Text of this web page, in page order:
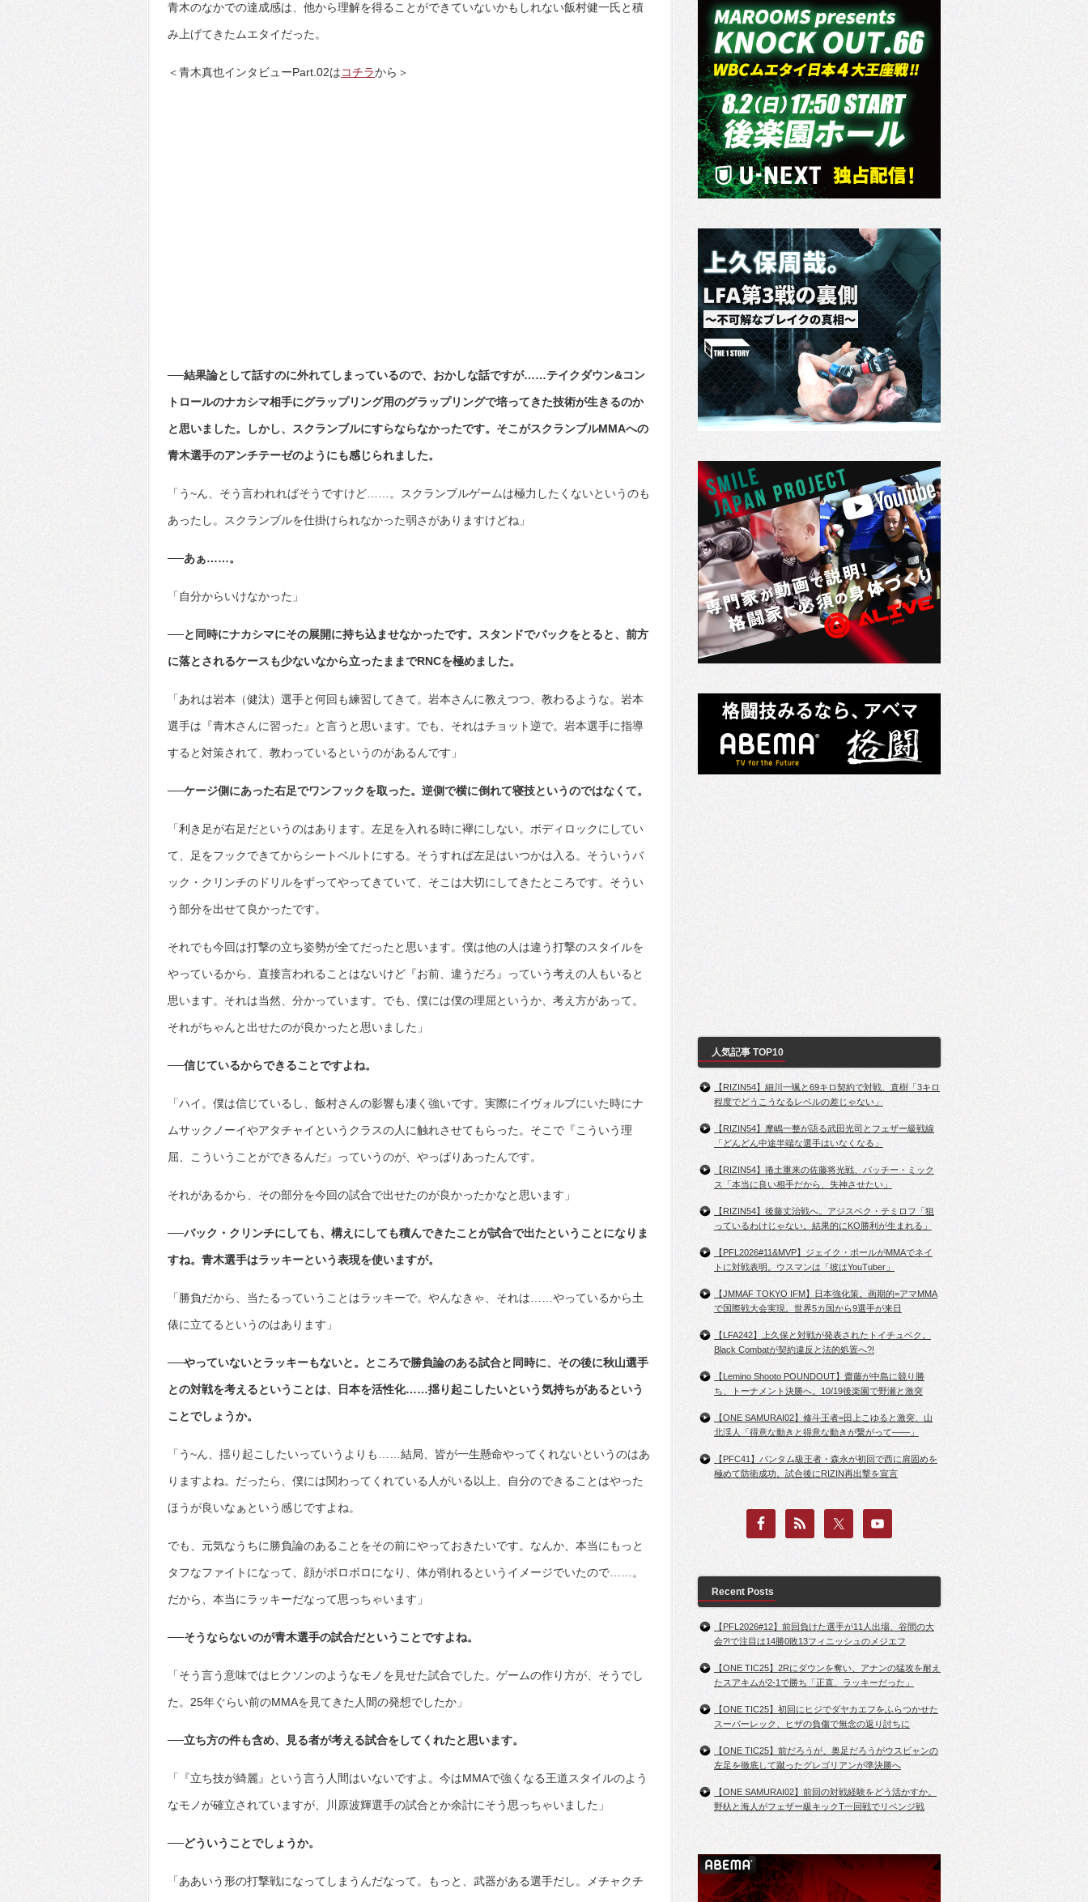
青木のなかでの達成感は、他から理解を得ることができていないかもしれない飯村健一氏と積
み上げてきたムエタイだった。
＜青木真也インタビューPart.02はコチラから＞
──結果論として話すのに外れてしまっているので、おかしな話ですが……テイクダウン&コン
トロールのナカシマ相手にグラップリング用のグラップリングで培ってきた技術が生きるのか
と思いました。しかし、スクランブルにすらならなかったです。そこがスクランブルMMAへの
青木選手のアンチテーゼのようにも感じられました。
「う~ん、そう言われればそうですけど……。スクランブルゲームは極力したくないというのも
あったし。スクランブルを仕掛けられなかった弱さがありますけどね」
──あぁ……。
「自分からいけなかった」
──と同時にナカシマにその展開に持ち込ませなかったです。スタンドでバックをとると、前方
に落とされるケースも少ないなから立ったままでRNCを極めました。
「あれは岩本（健汰）選手と何回も練習してきて。岩本さんに教えつつ、教わるような。岩本
選手は『青木さんに習った』と言うと思います。でも、それはチョット逆で。岩本選手に指導
すると対策されて、教わっているというのがあるんです」
──ケージ側にあった右足でワンフックを取った。逆側で横に倒れて寝技というのではなくて。
「利き足が右足だというのはあります。左足を入れる時に襷にしない。ボディロックにしてい
て、足をフックできてからシートベルトにする。そうすれば左足はいつかは入る。そういうバ
ック・クリンチのドリルをずってやってきていて、そこは大切にしてきたところです。そうい
う部分を出せて良かったです。
それでも今回は打撃の立ち姿勢が全てだったと思います。僕は他の人は違う打撃のスタイルを
やっているから、直接言われることはないけど『お前、違うだろ』っていう考えの人もいると
思います。それは当然、分かっています。でも、僕には僕の理屈というか、考え方があって。
それがちゃんと出せたのが良かったと思いました」
──信じているからできることですよね。
「ハイ。僕は信じているし、飯村さんの影響も凄く強いです。実際にイヴォルブにいた時にナ
ムサックノーイやアタチャイというクラスの人に触れさせてもらった。そこで『こういう理
屈、こういうことができるんだ』っていうのが、やっぱりあったんです。
それがあるから、その部分を今回の試合で出せたのが良かったかなと思います」
──バック・クリンチにしても、構えにしても積んできたことが試合で出たということになりま
すね。青木選手はラッキーという表現を使いますが。
「勝負だから、当たるっていうことはラッキーで。やんなきゃ、それは……やっているから土
俵に立てるというのはあります」
──やっていないとラッキーもないと。ところで勝負論のある試合と同時に、その後に秋山選手
との対戦を考えるということは、日本を活性化……揺り起こしたいという気持ちがあるという
ことでしょうか。
「う~ん、揺り起こしたいっていうよりも……結局、皆が一生懸命やってくれないというのはあ
りますよね。だったら、僕には関わってくれている人がいる以上、自分のできることはやった
ほうが良いなぁという感じですよね。
でも、元気なうちに勝負論のあることをその前にやっておきたいです。なんか、本当にもっと
タフなファイトになって、顔がボロボロになり、体が削れるというイメージでいたので……。
だから、本当にラッキーだなって思っちゃいます」
──そうならないのが青木選手の試合だということですよね。
「そう言う意味ではヒクソンのようなモノを見せた試合でした。ゲームの作り方が、そうでし
た。25年ぐらい前のMMAを見てきた人間の発想でしたか」
──立ち方の件も含め、見る者が考える試合をしてくれたと思います。
「『立ち技が綺麗』という言う人間はいないですよ。今はMMAで強くなる王道スタイルのよう
なモノが確立されていますが、川原波輝選手の試合とか余計にそう思っちゃいました」
──どういうことでしょうか。
「ああいう形の打撃戦になってしまうんだなって。もっと、武器がある選手だし。メチャクチ
人気記事 TOP10
【RIZIN54】細川一颯と69キロ契約で対戦、直樹「3キロ
程度でどうこうなるレベルの差じゃない」
【RIZIN54】摩嶋一整が語る武田光司とフェザー級戦線
「どんどん中途半端な選手はいなくなる」
【RIZIN54】捲土重来の佐藤将光戦、パッチー・ミック
ス「本当に良い相手だから、失神させたい」
【RIZIN54】後藤丈治戦へ。アジスベク・テミロフ「狙
っているわけじゃない。結果的にKO勝利が生まれる」
【PFL2026#11&MVP】ジェイク・ポールがMMAでネイ
トに対戦表明。ウスマンは「彼はYouTuber」
【JMMAF TOKYO IFM】日本強化策。画期的=アマMMA
で国際戦大会実現。世界5カ国から9選手が来日
【LFA242】上久保と対戦が発表されたトイチュベク。
Black Combatが契約違反と法的処置へ?!
【Lemino Shooto POUNDOUT】齋藤が中島に競り勝
ち、トーナメント決勝へ。10/19後楽園で野瀬と激突
【ONE SAMURAI02】修斗王者=田上こゆると激突、山
北渓人「得意な動きと得意な動きが繋がって――」
【PFC41】バンタム級王者・森永が初回で西に肩固めを
極めて防衛成功。試合後にRIZIN再出撃を宣言
Recent Posts
【PFL2026#12】前回負けた選手が11人出場、谷間の大
会?!で注目は14勝0敗13フィニッシュのメジエフ
【ONE TIC25】2Rにダウンを奪い、アナンの猛攻を耐え
たスアキムが2-1で勝ち「正直、ラッキーだった」
【ONE TIC25】初回にヒジでダヤカエフをふらつかせた
スーパーレック、ヒザの負傷で無念の返り討ちに
【ONE TIC25】前だろうが、奥足だろうがウスビャンの
左足を徹底して蹴ったグレゴリアンが準決勝へ
【ONE SAMURAI02】前回の対戦経験をどう活かすか。
野杁と海人がフェザー級キックT一回戦でリベンジ戦